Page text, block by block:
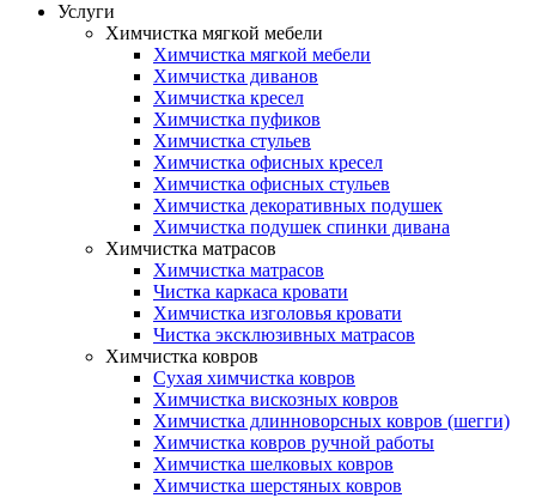
Услуги
Химчистка мягкой мебели
Химчистка мягкой мебели
Химчистка диванов
Химчистка кресел
Химчистка пуфиков
Химчистка стульев
Химчистка офисных кресел
Химчистка офисных стульев
Химчистка декоративных подушек
Химчистка подушек спинки дивана
Химчистка матрасов
Химчистка матрасов
Чистка каркаса кровати
Химчистка изголовья кровати
Чистка эксклюзивных матрасов
Химчистка ковров
Сухая химчистка ковров
Химчистка вискозных ковров
Химчистка длинноворсных ковров (шегги)
Химчистка ковров ручной работы
Химчистка шелковых ковров
Химчистка шерстяных ковров